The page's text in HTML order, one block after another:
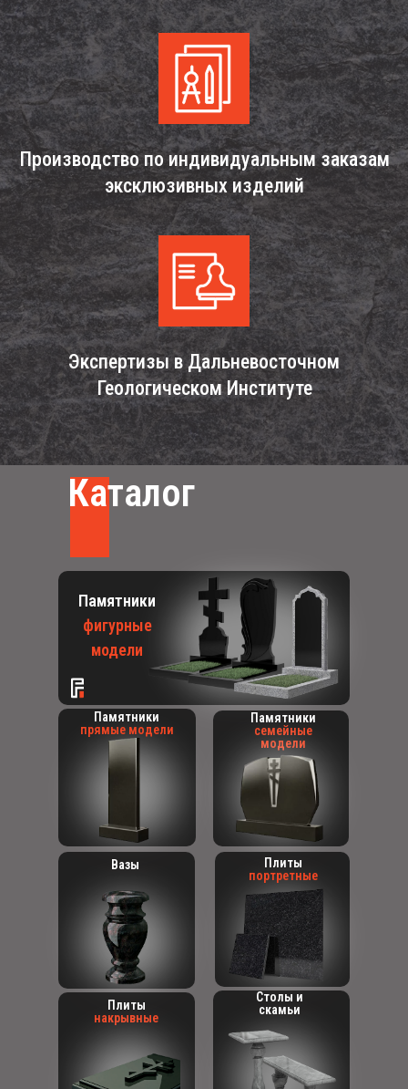
Производство по индивидуальным заказам
эксклюзивных изделий
Экспертизы в Дальневосточном
Геологическом Институте
Каталог
Памятники
фигурные
модели
Памятники
прямые модели
Памятники
семейные
модели
Вазы
Плиты
портретные
Плиты
накрывные
Столы и
скамьи